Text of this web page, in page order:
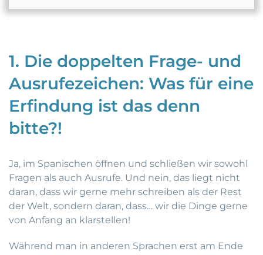
1. Die doppelten Frage- und
Ausrufezeichen: Was für eine
Erfindung ist das denn
bitte?!
Ja, im Spanischen öffnen und schließen wir sowohl
Fragen als auch Ausrufe. Und nein, das liegt nicht
daran, dass wir gerne mehr schreiben als der Rest
der Welt, sondern daran, dass… wir die Dinge gerne
von Anfang an klarstellen!
Während man in anderen Sprachen erst am Ende